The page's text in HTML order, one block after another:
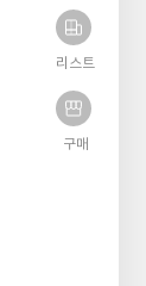
리스트
구매